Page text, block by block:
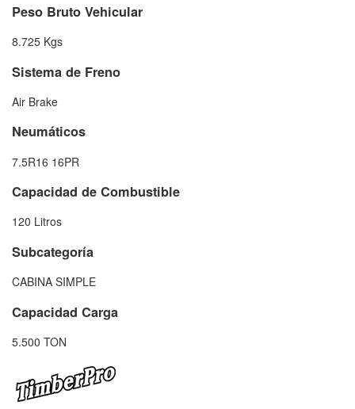
Peso Bruto Vehicular
8.725 Kgs
Sistema de Freno
Air Brake
Neumáticos
7.5R16 16PR
Capacidad de Combustible
120 Litros
Subcategoría
CABINA SIMPLE
Capacidad Carga
5.500 TON